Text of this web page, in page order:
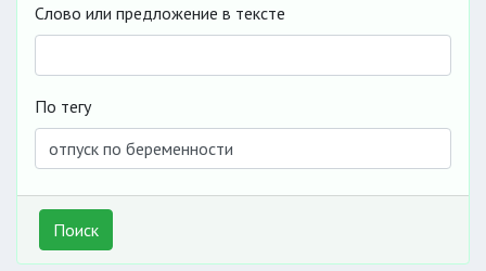
Слово или предложение в тексте
По тегу
Поиск